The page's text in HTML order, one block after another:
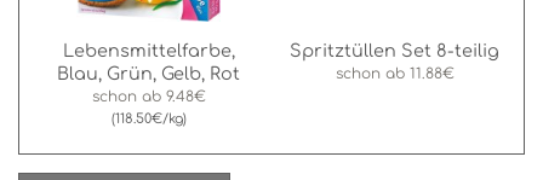
Lebensmittelfarbe,
Blau, Grün, Gelb, Rot
schon ab 9.48€
(118.50€/kg)
Spritztüllen Set 8-teilig
schon ab 11.88€